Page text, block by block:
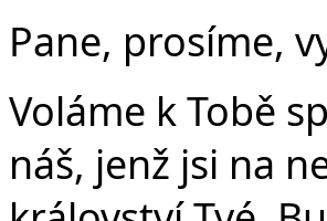
Pane, prosíme,
Voláme k Tobě
náš, jenž jsi na